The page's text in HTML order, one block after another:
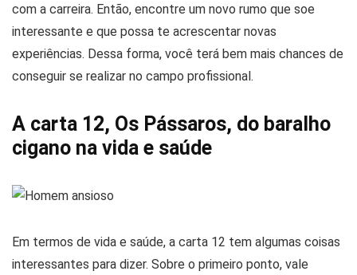
com a carreira. Então, encontre um novo rumo que soe
interessante e que possa te acrescentar novas
experiências. Dessa forma, você terá bem mais chances de
conseguir se realizar no campo profissional.
A carta 12, Os Pássaros, do baralho
cigano na vida e saúde
Em termos de vida e saúde, a carta 12 tem algumas coisas
interessantes para dizer. Sobre o primeiro ponto, vale